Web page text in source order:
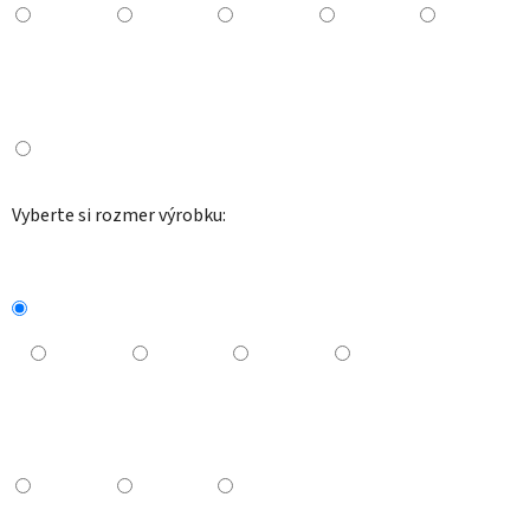
Vyberte si rozmer výrobku: